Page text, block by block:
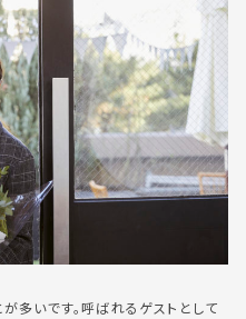
多いです。呼ばれるゲストとして